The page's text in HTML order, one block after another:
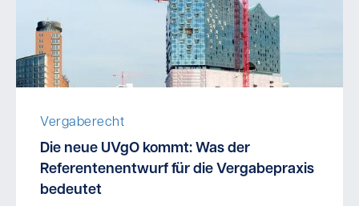
Vergaberecht
Die neue UVgO kommt: Was der
Referentenentwurf für die Vergabepraxis
bedeutet